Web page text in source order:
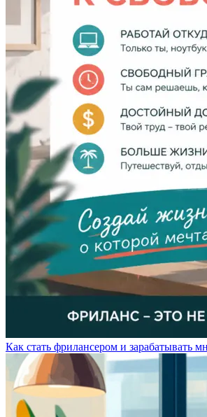
Как стать фрилансером и зарабатывать